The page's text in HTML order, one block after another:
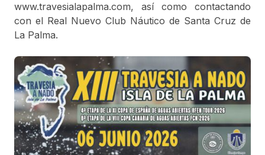
www.travesialapalma.com, así como contactando
con el Real Nuevo Club Náutico de Santa Cruz de
La Palma.